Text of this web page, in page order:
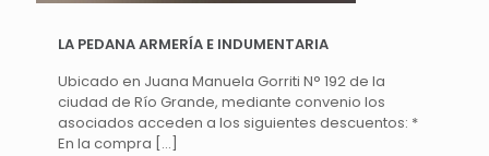
LA PEDANA ARMERÍA E INDUMENTARIA
Ubicado en Juana Manuela Gorriti N° 192 de la
ciudad de Río Grande, mediante convenio los
asociados acceden a los siguientes descuentos: *
En la compra […]